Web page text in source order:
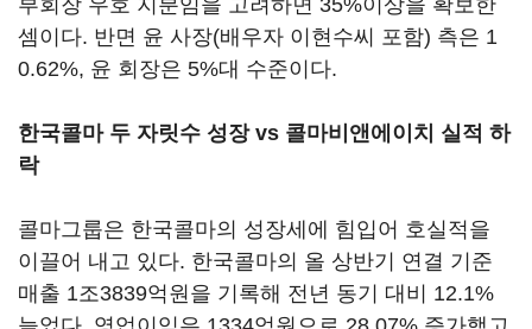
셈이다. 반면 윤 사장(배우자 이현수씨 포함) 측은 1
0.62%, 윤 회장은 5%대 수준이다.
한국콜마 두 자릿수 성장 vs 콜마비앤에이치 실적 하
락
콜마그룹은 한국콜마의 성장세에 힘입어 호실적을
이끌어 내고 있다. 한국콜마의 올 상반기 연결 기준
매출 1조3839억원을 기록해 전년 동기 대비 12.1%